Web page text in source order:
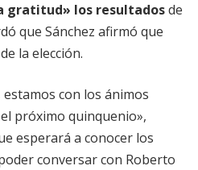
gratitud» los resultadosde
que Sánchez afirmó que
la elección.
estamos con los ánimos
próximo quinquenio»,
esperará a conocer los
conversar con Roberto